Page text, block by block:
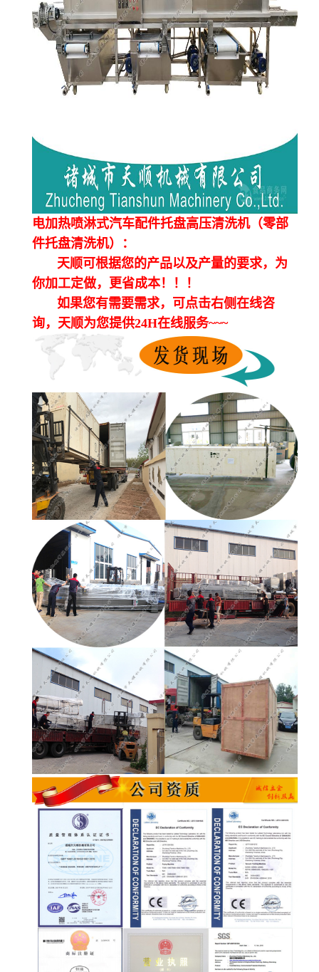
电加热喷淋式汽车配件托盘高压清洗机（零部
件托盘清洗机）：
天顺可根据您的产品以及产量的要求，为
你加工定做，更省成本！！！
如果您有需要需求，可点击右侧在线咨
询，天顺为您提供24H在线服务~~~